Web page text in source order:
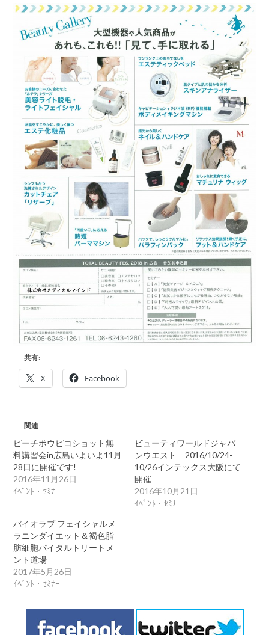
共有:
X Facebook
関連
ピーチポウピコショット無
料講習会in広島いよいよ11月
28日に開催です!
2016年11月26日
ｲﾍﾞﾝﾄ・ｾﾐﾅｰ
ビューティワールドジャパ
ンウエスト 2016/10/24-
10/26インテックス大阪にて
開催
2016年10月21日
ｲﾍﾞﾝﾄ・ｾﾐﾅｰ
バイオラブ フェイシャルメ
ラニンダイエット＆褐色脂
肪細胞バイタルトリートメ
ント道場
2017年5月26日
ｲﾍﾞﾝﾄ・ｾﾐﾅｰ